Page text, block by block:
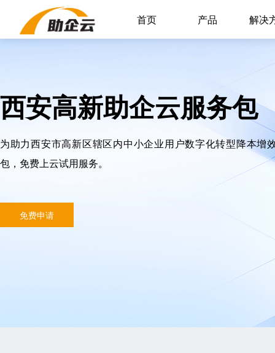
首页 产品 解决
西安高新助企云服务包
为助力西安市高新区辖区内中小企业用户数字化转型降本增
包，免费上云试用服务。
免费申请